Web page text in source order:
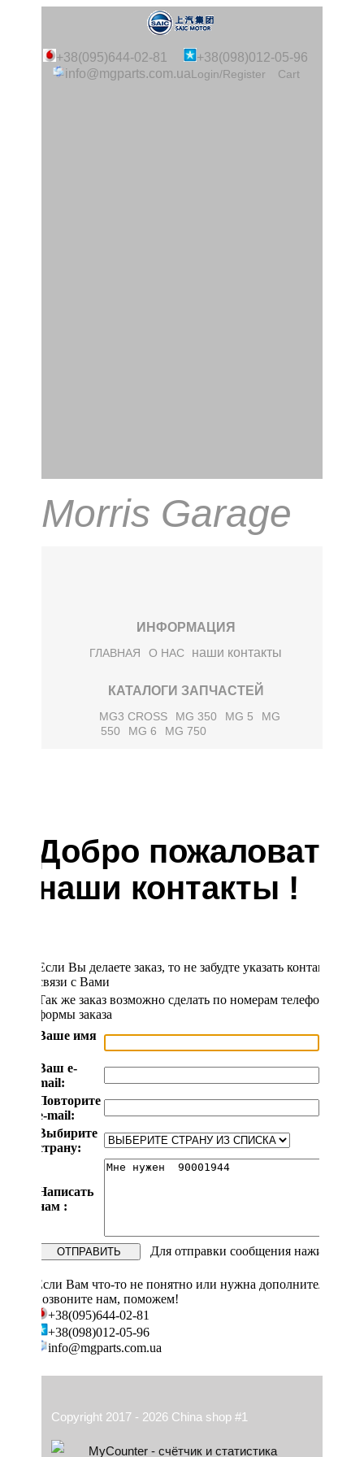
+38(095)644-02-81
+38(098)012-05-96
info@mgparts.com.uaLogin/Register Cart
Morris Garage
ИНФОРМАЦИЯ
ГЛАВНАЯ О НАС наши контакты
КАТАЛОГИ ЗАПЧАСТЕЙ
MG3 CROSS MG 350 MG 5
MG
550
MG 6 MG 750
Добро пожаловать
наши контакты !
Если Вы делаете заказ, то не забудте указать контактные
связи с Вами
Так же заказ возможно сделать по номерам телефонов
формы заказа
Ваше имя
Ваш e-
mail:
Повторите
e-mail:
Выбирите
страну:
Написать
нам :
Для отправки сообщения нажите "
Если Вам что-то не понятно или нужна дополнительная
позвоните нам, поможем!
+38(095)644-02-81
+38(098)012-05-96
info@mgparts.com.ua
Copyright 2017 - 2026 China shop #1